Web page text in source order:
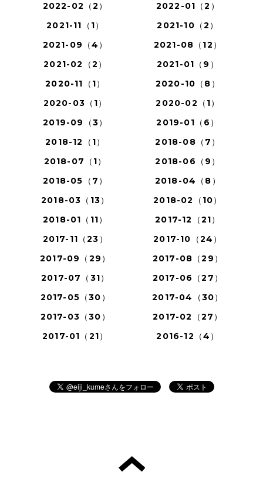
2022-02（2）
2022-01（2）
2021-11（1）
2021-10（2）
2021-09（4）
2021-08（12）
2021-02（2）
2021-01（9）
2020-11（1）
2020-10（8）
2020-03（1）
2020-02（1）
2019-09（3）
2019-01（6）
2018-12（1）
2018-08（7）
2018-07（1）
2018-06（9）
2018-05（7）
2018-04（8）
2018-03（13）
2018-02（10）
2018-01（11）
2017-12（21）
2017-11（23）
2017-10（24）
2017-09（29）
2017-08（29）
2017-07（31）
2017-06（27）
2017-05（30）
2017-04（30）
2017-03（30）
2017-02（27）
2017-01（21）
2016-12（4）